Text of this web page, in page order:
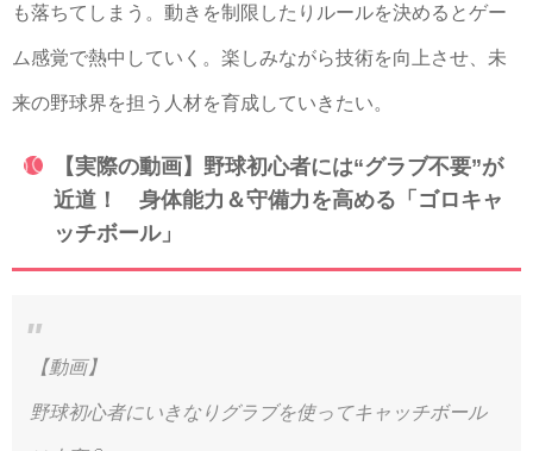
も落ちてしまう。動きを制限したりルールを決めるとゲー
ム感覚で熱中していく。楽しみながら技術を向上させ、未
来の野球界を担う人材を育成していきたい。
【実際の動画】野球初心者には“グラブ不要”が
近道！ 身体能力＆守備力を高める「ゴロキャ
ッチボール」
【動画】
野球初心者にいきなりグラブを使ってキャッチボール